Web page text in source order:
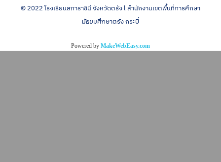
© 2022 โรงเรียนสภาราชินี จังหวัดตรัง l สำนักงานเขตพื้นที่การศึกษา
มัธยมศึกษาตรัง กระบี่
Powered by MakeWebEasy.com